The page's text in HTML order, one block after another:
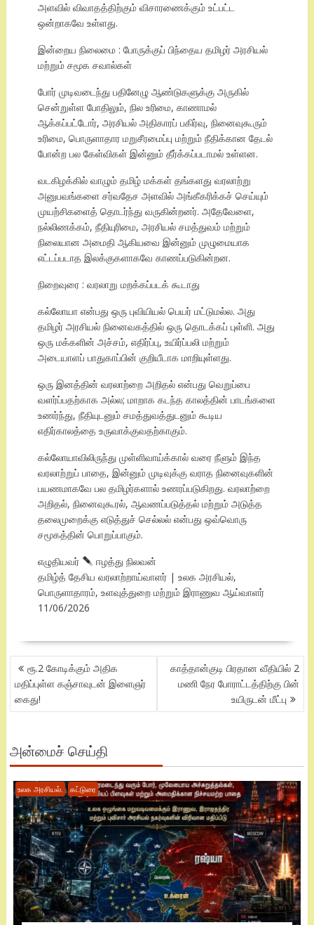
அளவில் விவாதத்திற்கும் விசாரணைக்கும் உட்பட்ட
ஒன்றாகவே உள்ளது.
இன்றைய நிலைமை : போருக்குப் பிந்தைய தமிழர் அரசியல்
மற்றும் சமூக சவால்கள்
போர் முடிவடைந்து பதினேழு ஆண்டுகளுக்கு அருகில்
சென்றுள்ள போதிலும், நில உரிமை, காணாமல்
ஆக்கப்பட்டோர், அரசியல் அதிகாரப் பகிர்வு, நினைவுகூரும்
உரிமை, பொருளாதார மறுசீரமைப்பு மற்றும் நீதிக்கான தேடல்
போன்ற பல கேள்விகள் இன்னும் தீர்க்கப்படாமல் உள்ளன.
வடகிழக்கில் வாழும் தமிழ் மக்கள் தங்களது வரலாற்று
அனுபவங்களை சர்வதேச அளவில் அங்கீகரிக்கச் செய்யும்
முயற்சிகளைத் தொடர்ந்து வருகின்றனர். அதேவேளை,
நல்லிணக்கம், நீதியுரிமை, அரசியல் சமத்துவம் மற்றும்
நிலையான அமைதி ஆகியவை இன்னும் முழுமையாக
எட்டப்படாத இலக்குகளாகவே காணப்படுகின்றன.
நிறைவுரை : வரலாறு மறக்கப்படக் கூடாது
கல்லோயா என்பது ஒரு புவியியல் பெயர் மட்டுமல்ல. அது
தமிழர் அரசியல் நினைவகத்தில் ஒரு தொடக்கப் புள்ளி. அது
ஒரு மக்களின் அச்சம், எதிர்ப்பு, உயிர்ப்பலி மற்றும்
அடையாளப் பாதுகாப்பின் குறியீடாக மாறியுள்ளது.
ஒரு இனத்தின் வரலாற்றை அறிதல் என்பது வெறுப்பை
வளர்ப்பதற்காக அல்ல; மாறாக கடந்த காலத்தின் பாடங்களை
உணர்ந்து, நீதியுடனும் சமத்துவத்துடனும் கூடிய
எதிர்காலத்தை உருவாக்குவதற்காகும்.
கல்லோயாவிலிருந்து முள்ளிவாய்க்கால் வரை நீளும் இந்த
வரலாற்றுப் பாதை, இன்னும் முடிவுக்கு வராத நினைவுகளின்
பயணமாகவே பல தமிழர்களால் உணரப்படுகிறது. வரலாற்றை
அறிதல், நினைவுகூரல், ஆவணப்படுத்தல் மற்றும் அடுத்த
தலைமுறைக்கு எடுத்துச் செல்லல் என்பது ஒவ்வொரு
சமூகத்தின் பொறுப்பாகும்.
எழுதியவர்
ஈழத்து நிலவன்
தமிழ்த் தேசிய வரலாற்றாய்வாளர் | உலக அரசியல்,
பொருளாதாரம், உளவுத்துறை மற்றும் இராணுவ ஆய்வாளர்
11/06/2026
POST
NAVIGATION
ரூ.2 கோடிக்கும் அதிக
மதிப்புள்ள கஞ்சாவுடன் இளைஞர்
கைது!
காத்தான்குடி பிரதான வீதியில் 2
மணி நேர போராட்டத்திற்கு பின்
உயிருடன் மீட்பு
அன்மைச் செய்தி
உலக அரசியல். கட்டுரை